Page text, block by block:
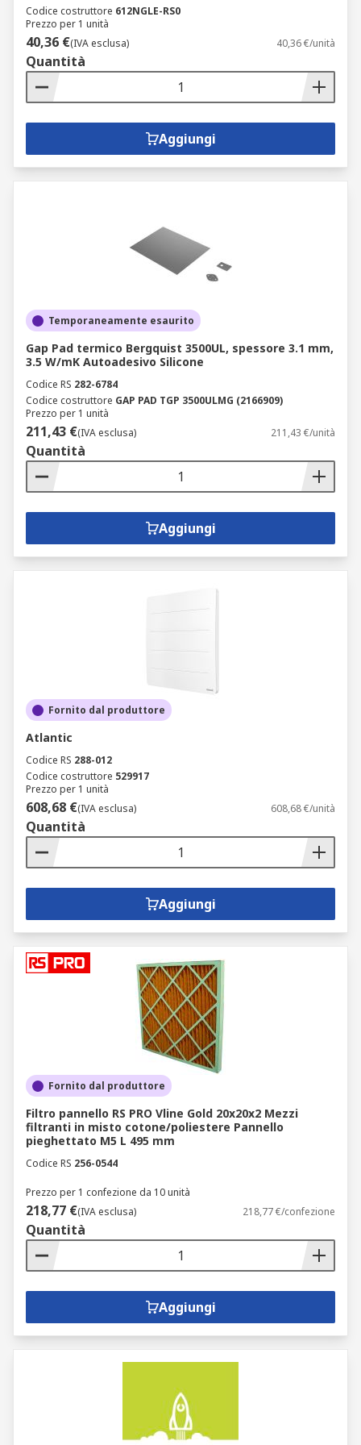
Codice costruttore 612NGLE-RS0
Prezzo per 1 unità
40,36 €(IVA esclusa) 40,36 €/unità
Quantità
Aggiungi
Temporaneamente esaurito
Gap Pad termico Bergquist 3500UL, spessore 3.1 mm,
3.5 W/mK Autoadesivo Silicone
Codice RS 282-6784
Codice costruttore GAP PAD TGP 3500ULMG (2166909)
Prezzo per 1 unità
211,43 €(IVA esclusa) 211,43 €/unità
Quantità
Aggiungi
Fornito dal produttore
Atlantic
Codice RS 288-012
Codice costruttore 529917
Prezzo per 1 unità
608,68 €(IVA esclusa) 608,68 €/unità
Quantità
Aggiungi
Fornito dal produttore
Filtro pannello RS PRO Vline Gold 20x20x2 Mezzi
filtranti in misto cotone/poliestere Pannello
pieghettato M5 L 495 mm
Codice RS 256-0544
Prezzo per 1 confezione da 10 unità
218,77 €(IVA esclusa) 218,77 €/confezione
Quantità
Aggiungi